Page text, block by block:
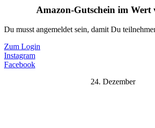
Amazon-Gutschein im Wert
Du musst angemeldet sein, damit Du
Zum Login
Instagram
Facebook
24. Dezember